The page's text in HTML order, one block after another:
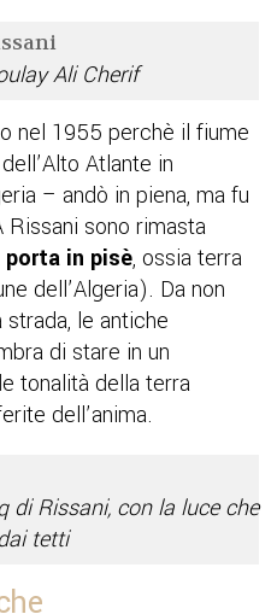
Ali Cherif
nel 1955 perchè il fiume
Atlante in
– andò in piena, ma fu
sono rimasta
porta in pisè, ossia terra
dell’Algeria). Da non
strada, le antiche
di stare in un
tonalità della terra
dell’anima.
Rissani, con la luce che
tetti